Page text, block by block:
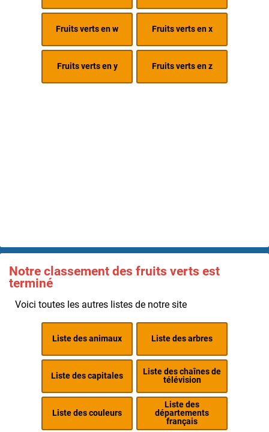
Fruits verts en w Fruits verts en x
Fruits verts en y Fruits verts en z
Notre classement des fruits verts est
terminé
Voici toutes les autres listes de notre site
Liste des animaux Liste des arbres
Liste des capitales
Liste des chaînes de
télévision
Liste des couleurs
Liste des
départements
français